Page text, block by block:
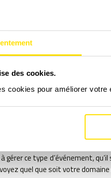
des cookies.
cookies pour améliorer
sur un séminaire
METTONS
ce type d’événement,
quel que soit votre domaine